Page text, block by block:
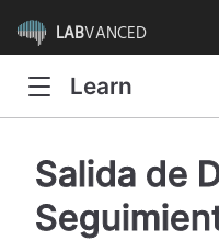
LABVANCED
Learn
Salida de